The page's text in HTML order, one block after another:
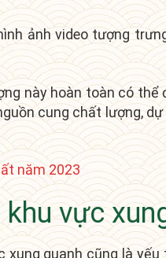
ảnh video tượng
này hoàn toàn có thể
cung chất lượng,
năm 2023
vực
quanh cũng là